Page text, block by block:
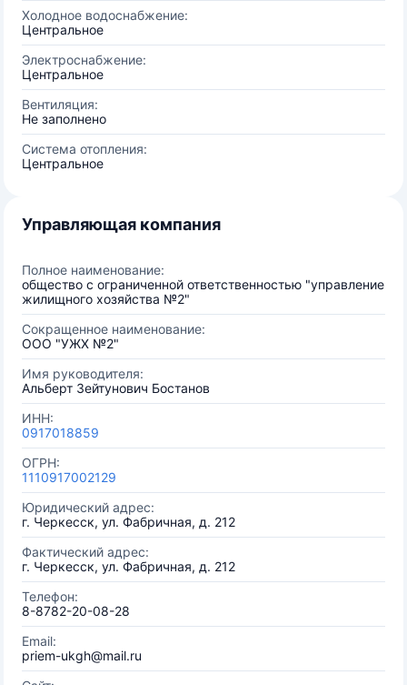
Холодное водоснабжение:
Центральное
Электроснабжение:
Центральное
Вентиляция:
Не заполнено
Система отопления:
Центральное
Управляющая компания
Полное наименование:
общество с ограниченной ответственностью "управление
жилищного хозяйства №2"
Сокращенное наименование:
ООО "УЖХ №2"
Имя руководителя:
Альберт Зейтунович Бостанов
ИНН:
0917018859
ОГРН:
1110917002129
Юридический адрес:
г. Черкесск, ул. Фабричная, д. 212
Фактический адрес:
г. Черкесск, ул. Фабричная, д. 212
Телефон:
8-8782-20-08-28
Email:
priem-ukgh@mail.ru